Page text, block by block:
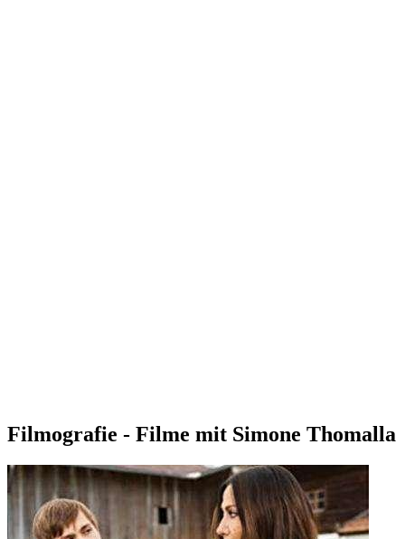
Filmografie - Filme mit Simone Thomalla